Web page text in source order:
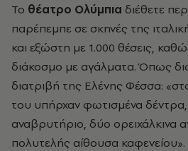
Το θέατρο Ολύμπια διέθετε
παρέπεμπε σε σκηνές της
και εξώστη με 1.000 θέσεις,
διάκοσμο με αγάλματα. Όπως
διατριβή της Ελένης Φέσσα:
του υπήρχαν φωτισμένα δέντρα,
αναβρυτήριο, δύο ορειχάλκινα
πολυτελής αίθουσα καφενείου».